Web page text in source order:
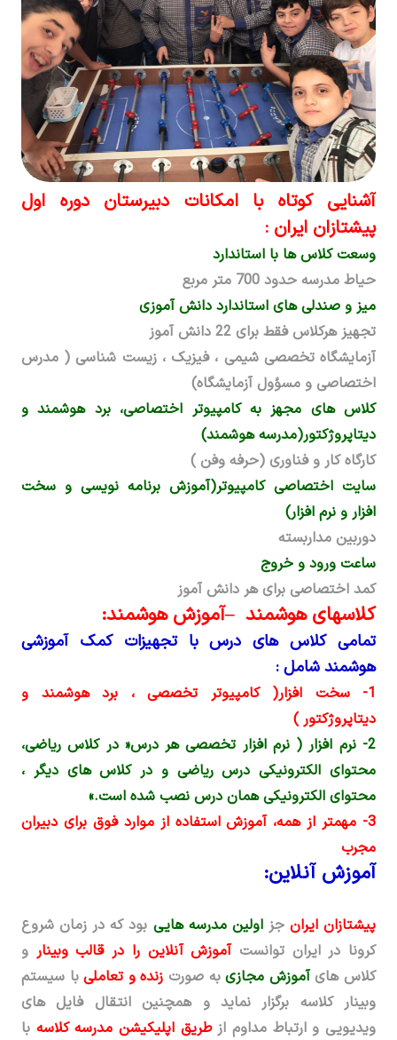
آشنایی کوتاه با امکانات دبیرستان دوره اول
پیشتازان ایران :
وسعت کلاس ها با استاندارد
حیاط مدرسه حدود 700 متر مربع
میز و صندلی های استاندارد دانش آموزی
تجهیز هرکلاس فقط برای 22 دانش­ آموز
آزمایشگاه تخصصی شیمی ، فیزیک ، زیست شناسی ( مدرس
اختصاصی و مسؤول آزمایشگاه)
کلاس های مجهز به کامپیوتر اختصاصی، برد هوشمند و
دیتاپروژکتور(مدرسه هوشمند)
کارگاه کار و فناوری (حرفه وفن )
سایت اختصاصی کامپیوتر(آموزش برنامه نویسی و سخت
افزار و نرم­ افزار)
دوربین مداربسته
ساعت ورود و خروج
کمد اختصاصی برای هر دانش ­آموز
کلاس­های هوشمند –آموزش هوشمند:
تمامی کلاس­ های درس با تجهیزات کمک آموزشی
هوشمند شامل :
1- سخت افزار( کامپیوتر تخصصی ، برد هوشمند و
دیتاپروژکتور )
2- نرم­ افزار ( نرم­ افزار تخصصی هر درس« در کلاس ریاضی،
محتوای الکترونیکی درس ریاضی و در کلاس­ های دیگر ،
محتوای الکترونیکی همان درس نصب شده است.»
3- مهم­تر از همه، آموزش استفاده از موارد فوق برای دبیران
مجرب
آموزش آنلاین:
پیشتازان ایران جزاولین مدرسه هایی بود که در زمان شروع
کرونا در ایران توانستآموزش آنلاین را در قالب وبینار و
کلاس هایآموزش مجازیبه صورت زنده و تعاملیبا سیستم
وبینار کلاسه برگزار نماید و همچنین انتقال فایل های
ویدیویی و ارتباط مداوم ازطریق اپلیکیشن مدرسه کلاسه با